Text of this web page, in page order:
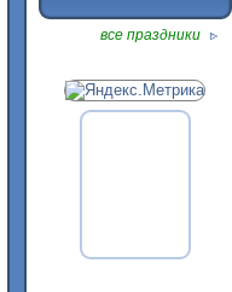
все праздники